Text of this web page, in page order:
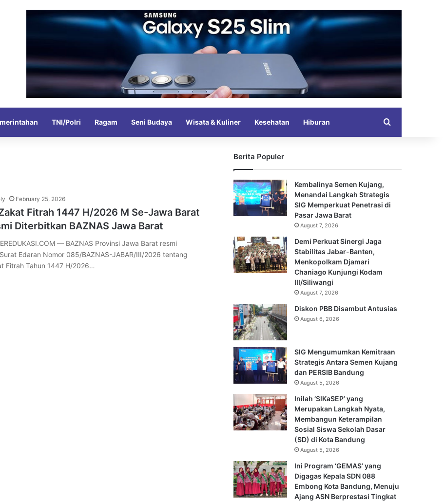
TNI/Polri Ragam Seni Budaya Wisata & Kuliner Kesehatan Hiburan
February 25, 2026
Fitrah 1447 H/2026 M Se-Jawa Barat
Diterbitkan BAZNAS Jawa Barat
— BAZNAS Provinsi Jawa Barat resmi
Edaran Nomor 085/BAZNAS-JABAR/III/2026 tentang
Fitrah Tahun 1447 H/2026…
Berita Populer
Kembalinya Semen Kujang,
Menandai Langkah Strategis
SIG Memperkuat Penetrasi di
Pasar Jawa Barat
August 7, 2026
Demi Perkuat Sinergi Jaga
Stabilitas Jabar-Banten,
Menkopolkam Djamari
Chaniago Kunjungi Kodam
III/Siliwangi
August 7, 2026
Diskon PBB Disambut Antusias
August 6, 2026
SIG Mengumumkan Kemitraan
Strategis Antara Semen Kujang
dan PERSIB Bandung
August 5, 2026
Inilah ‘SIKaSEP’ yang
Merupakan Langkah Nyata,
Membangun Keterampilan
Sosial Siswa Sekolah Dasar
(SD) di Kota Bandung
August 5, 2026
Ini Program ‘GEMAS’ yang
Digagas Kepala SDN 088
Embong Kota Bandung, Menuju
Ajang ASN Berprestasi Tingkat